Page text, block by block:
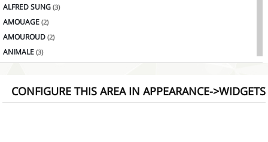
ALFRED SUNG (3)
AMOUAGE (2)
AMOUROUD (2)
ANIMALE (3)
AQUOLINA (1)
CONFIGURE THIS AREA IN APPEARANCE->WIDGETS